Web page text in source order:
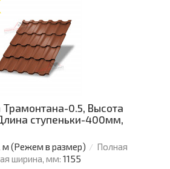
0.5, Высота
ступеньки-400мм,
м (Режем в размер)
Полная
ширина, мм: 1155